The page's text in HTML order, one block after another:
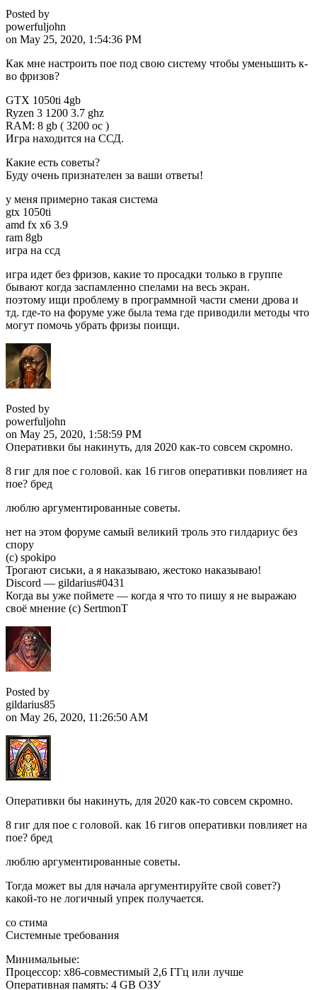
Posted by
powerfuljohn
on May 25, 2020, 1:54:36 PM
Как мне настроить пое под свою систему чтобы уменьшить к-
во фризов?
GTX 1050ti 4gb
Ryzen 3 1200 3.7 ghz
RAM: 8 gb ( 3200 oc )
Игра находится на ССД.
Какие есть советы?
Буду очень признателен за ваши ответы!
у меня примерно такая система
gtx 1050ti
amd fx x6 3.9
ram 8gb
игра на ссд
игра идет без фризов, какие то просадки только в группе
бывают когда заспамленно спелами на весь экран.
поэтому ищи проблему в программной части смени дрова и
тд. где-то на форуме уже была тема где приводили методы что
могут помочь убрать фризы поищи.
Posted by
powerfuljohn
on May 25, 2020, 1:58:59 PM
Оперативки бы накинуть, для 2020 как-то совсем скромно.
8 гиг для пое с головой. как 16 гигов оперативки повлияет на
пое? бред
люблю аргументированные советы.
нет на этом форуме самый великий троль это гилдариус без
спору
(с) spokipo
Трогают сиськи, а я наказываю, жестоко наказываю!
Discord — gildarius#0431
Когда вы уже поймете — когда я что то пишу я не выражаю
своё мнение (с) SertmonT
Posted by
gildarius85
on May 26, 2020, 11:26:50 AM
Оперативки бы накинуть, для 2020 как-то совсем скромно.
8 гиг для пое с головой. как 16 гигов оперативки повлияет на
пое? бред
люблю аргументированные советы.
Тогда может вы для начала аргументируйте свой совет?)
какой-то не логичный упрек получается.
со стима
Системные требования
Минимальные:
Процессор: x86-совместимый 2,6 ГГц или лучше
Оперативная память: 4 GB ОЗУ